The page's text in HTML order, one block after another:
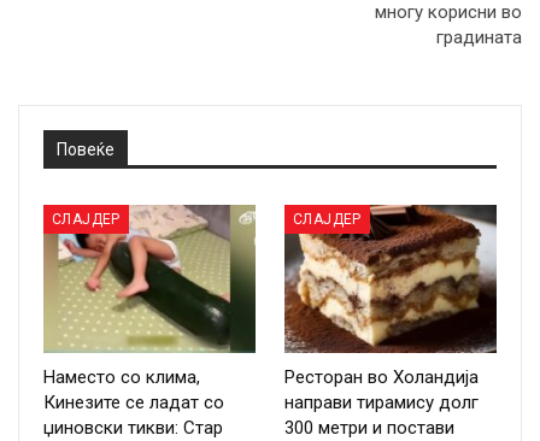
многу корисни во
градината
Повеќе
СЛАЈДЕР
Наместо со клима,
Кинезите се ладат со
џиновски тикви: Стар
СЛАЈДЕР
Ресторан во Холандија
направи тирамису долг
300 метри и постави